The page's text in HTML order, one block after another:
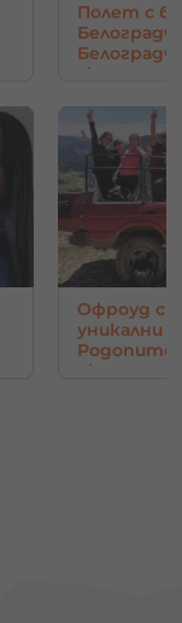
Полет с
скали
Офроуд с
уникални
Родопите
око